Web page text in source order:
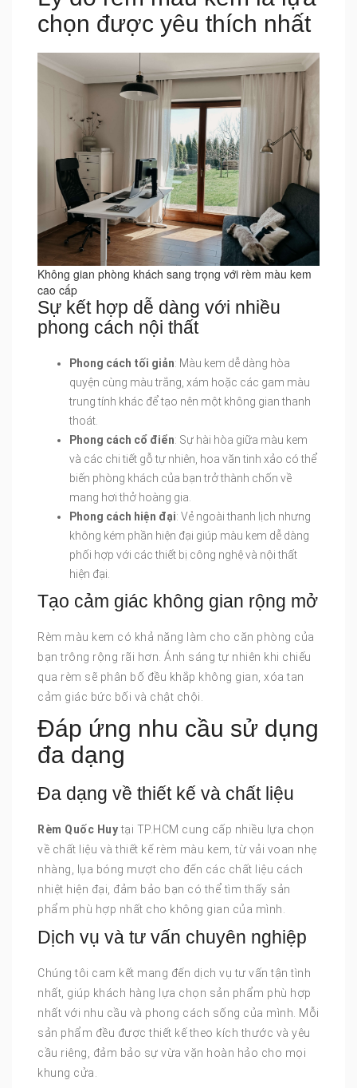
chọn được yêu thích nhất
Không gian phòng khách sang trọng với rèm màu kem
cao cấp
Sự kết hợp dễ dàng với nhiều
phong cách nội thất
Phong cách tối giản: Màu kem dễ dàng hòa
quyện cùng màu trắng, xám hoặc các gam màu
trung tính khác để tạo nên một không gian thanh
thoát.
Phong cách cổ điển: Sự hài hòa giữa màu kem
và các chi tiết gỗ tự nhiên, hoa văn tinh xảo có thể
biến phòng khách của bạn trở thành chốn về
mang hơi thở hoàng gia.
Phong cách hiện đại: Vẻ ngoài thanh lịch nhưng
không kém phần hiện đại giúp màu kem dễ dàng
phối hợp với các thiết bị công nghệ và nội thất
hiện đại.
Tạo cảm giác không gian rộng mở
Rèm màu kem có khả năng làm cho căn phòng của
bạn trông rộng rãi hơn. Ánh sáng tự nhiên khi chiếu
qua rèm sẽ phân bố đều khắp không gian, xóa tan
cảm giác bức bối và chật chội.
Đáp ứng nhu cầu sử dụng
đa dạng
Đa dạng về thiết kế và chất liệu
Rèm Quốc Huytại TP.HCM cung cấp nhiều lựa chọn
về chất liệu và thiết kế rèm màu kem, từ vải voan nhẹ
nhàng, lụa bóng mượt cho đến các chất liệu cách
nhiệt hiện đại, đảm bảo bạn có thể tìm thấy sản
phẩm phù hợp nhất cho không gian của mình.
Dịch vụ và tư vấn chuyên nghiệp
Chúng tôi cam kết mang đến dịch vụ tư vấn tận tình
nhất, giúp khách hàng lựa chọn sản phẩm phù hợp
nhất với nhu cầu và phong cách sống của mình. Mỗi
sản phẩm đều được thiết kế theo kích thước và yêu
cầu riêng, đảm bảo sự vừa vặn hoàn hảo cho mọi
khung cửa.